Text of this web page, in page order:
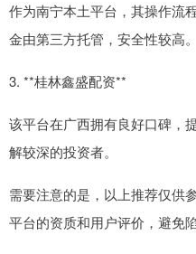
作为南宁本土平台，其操作流
金由第三方托管，安全性较高。
3. **桂林鑫盛配资**
该平台在广西拥有良好口碑，
解较深的投资者。
需要注意的是，以上推荐仅供
平台的资质和用户评价，避免